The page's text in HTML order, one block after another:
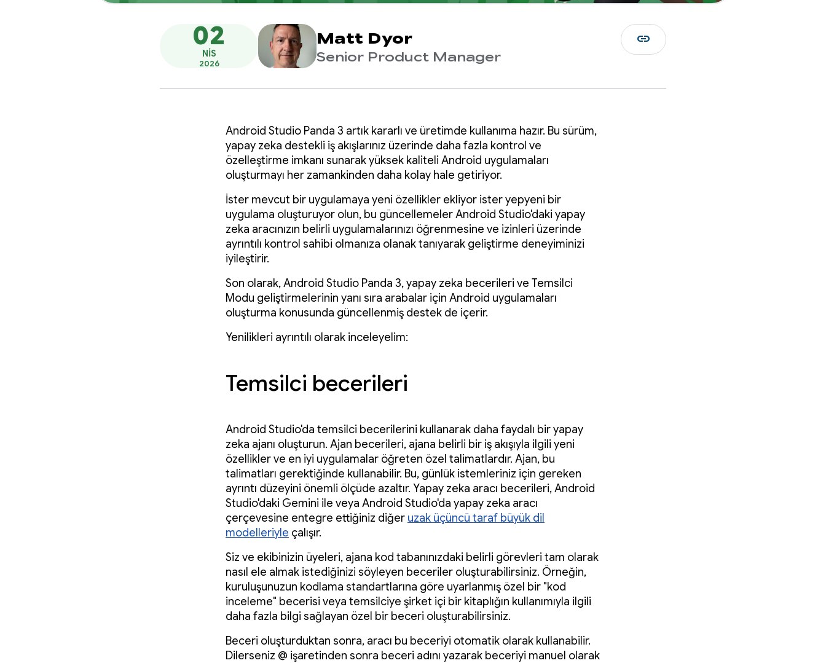
02
NIS
2026
Matt Dyor
Senior Product Manager
link
Android Studio Panda 3 artık kararlı ve üretimde kullanıma hazır. Bu sürüm,
yapay zeka destekli iş akışlarınız üzerinde daha fazla kontrol ve
özelleştirme imkanı sunarak yüksek kaliteli Android uygulamaları
oluşturmayı her zamankinden daha kolay hale getiriyor.
İster mevcut bir uygulamaya yeni özellikler ekliyor ister yepyeni bir
uygulama oluşturuyor olun, bu güncellemeler Android Studio'daki yapay
zeka aracınızın belirli uygulamalarınızı öğrenmesine ve izinleri üzerinde
ayrıntılı kontrol sahibi olmanıza olanak tanıyarak geliştirme deneyiminizi
iyileştirir.
Son olarak, Android Studio Panda 3, yapay zeka becerileri ve Temsilci
Modu geliştirmelerinin yanı sıra arabalar için Android uygulamaları
oluşturma konusunda güncellenmiş destek de içerir.
Yenilikleri ayrıntılı olarak inceleyelim:
Temsilci becerileri
Android Studio'da temsilci becerilerini kullanarak daha faydalı bir yapay
zeka ajanı oluşturun. Ajan becerileri, ajana belirli bir iş akışıyla ilgili yeni
özellikler ve en iyi uygulamalar öğreten özel talimatlardır. Ajan, bu
talimatları gerektiğinde kullanabilir. Bu, günlük istemleriniz için gereken
ayrıntı düzeyini önemli ölçüde azaltır. Yapay zeka aracı becerileri, Android
Studio'daki Gemini ile veya Android Studio'da yapay zeka aracı
çerçevesine entegre ettiğiniz diğer uzak üçüncü taraf büyük dil
modelleriyle çalışır.
Siz ve ekibinizin üyeleri, ajana kod tabanınızdaki belirli görevleri tam olarak
nasıl ele almak istediğinizi söyleyen beceriler oluşturabilirsiniz. Örneğin,
kuruluşunuzun kodlama standartlarına göre uyarlanmış özel bir "kod
inceleme" becerisi veya temsilciye şirket içi bir kitaplığın kullanımıyla ilgili
daha fazla bilgi sağlayan özel bir beceri oluşturabilirsiniz.
Beceri oluşturduktan sonra, aracı bu beceriyi otomatik olarak kullanabilir.
Dilerseniz @ işaretinden sonra beceri adını yazarak beceriyi manuel olarak